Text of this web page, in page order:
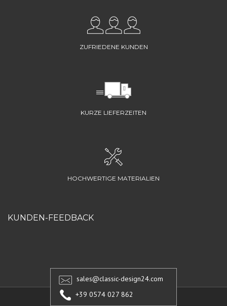
ZUFRIEDENE KUNDEN
KURZE LIEFERZEITEN
HOCHWERTIGE MATERIALIEN
KUNDEN-FEEDBACK
sales@classic-design24.com
+39 0574 027 862